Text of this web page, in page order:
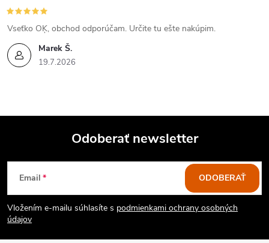
Marek Š.
19.7.2026
Vseťko OĶ, obchod odporúčam. Určite tu ešte nakúpim.
Z
á
p
Odoberať newsletter
Email
Vložením e-mailu súhlasíte s podmienkami ochrany osobných
údajov
ODOBERAŤ